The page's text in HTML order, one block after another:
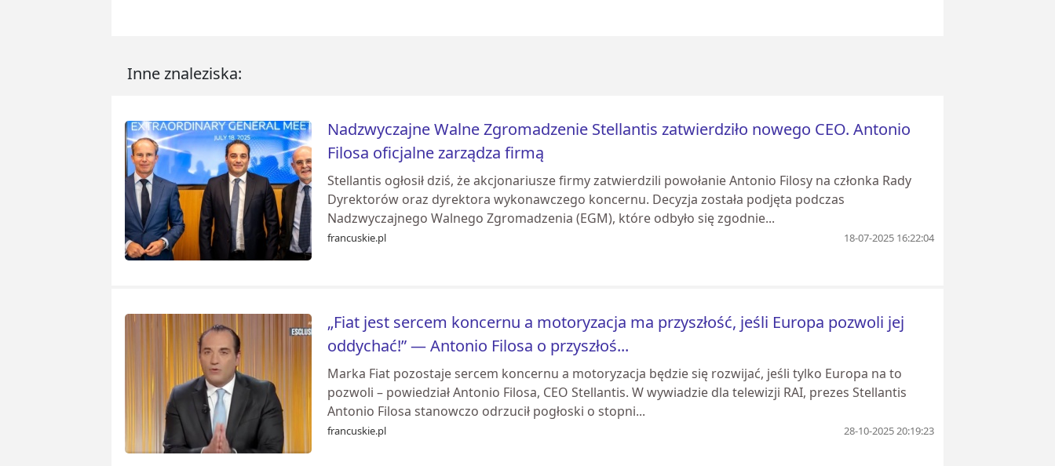
Inne znaleziska:
Nadzwyczajne Walne Zgromadzenie Stellantis zatwierdziło nowego CEO. Antonio
Filosa oficjalne zarządza firmą
Stellantis ogłosił dziś, że akcjonariusze firmy zatwierdzili powołanie Antonio Filosy na członka Rady
Dyrektorów oraz dyrektora wykonawczego koncernu. Decyzja została podjęta podczas
Nadzwyczajnego Walnego Zgromadzenia (EGM), które odbyło się zgodnie...
francuskie.pl 18-07-2025 16:22:04
„Fiat jest sercem koncernu a motoryzacja ma przyszłość, jeśli Europa pozwoli jej
oddychać!” — Antonio Filosa o przyszłoś...
Marka Fiat pozostaje sercem koncernu a motoryzacja będzie się rozwijać, jeśli tylko Europa na to
pozwoli – powiedział Antonio Filosa, CEO Stellantis. W wywiadzie dla telewizji RAI, prezes Stellantis
Antonio Filosa stanowczo odrzucił pogłoski o stopni...
francuskie.pl 28-10-2025 20:19:23